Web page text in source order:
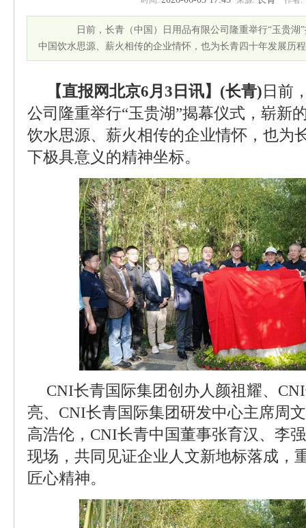
日前，长青（中国）日用品有限公司隆重举行“玉贵湖”
中国饮水思源、薪火相传的企业情怀，也为长青四十年发展历
【直报网北京6月3日讯】(长青) 日前
公司隆重举行“玉贵湖”揭幕仪式，崭新
饮水思源、薪火相传的企业情怀，也为
下极具意义的精神坐标。
CNI长青国际集团创办人颜祖耀、
亮、CNI长青国际集团研发中心主席周
高浩伦，CNI长青中国董事张育汉、李
现场，共同见证企业人文新地标落成，
匠心精神。